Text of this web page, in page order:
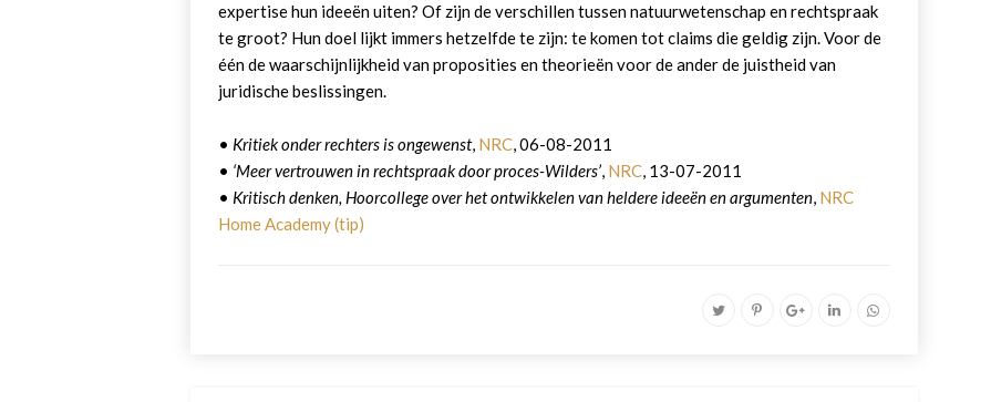
expertise hun ideeën uiten? Of zijn de verschillen tussen natuurwetenschap en rechtspraak
te groot? Hun doel lijkt immers hetzelfde te zijn: te komen tot claims die geldig zijn. Voor de
één de waarschijnlijkheid van proposities en theorieën voor de ander de juistheid van
juridische beslissingen.
• Kritiek onder rechters is ongewenst, NRC, 06-08-2011
• ‘Meer vertrouwen in rechtspraak door proces-Wilders’, NRC, 13-07-2011
• Kritisch denken, Hoorcollege over het ontwikkelen van heldere ideeën en argumenten, NRC
Home Academy (tip)